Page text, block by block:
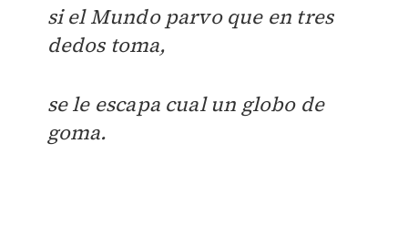
si el Mundo parvo que en tres
dedos toma,
se le escapa cual un globo de
goma.